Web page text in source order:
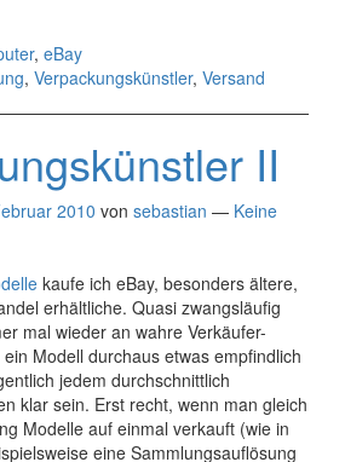
, eBay
, Verpackungskünstler, Versand
II
2010 von sebastian — Keine
kaufe ich eBay, besonders ältere,
erhältliche. Quasi zwangsläufig
mal wieder an wahre Verkäufer-
ein Modell durchaus etwas empfindlich
jedem durchschnittlich
klar sein. Erst recht, wenn man gleich
Modelle auf einmal verkauft (wie in
eine Sammlungsauflösung